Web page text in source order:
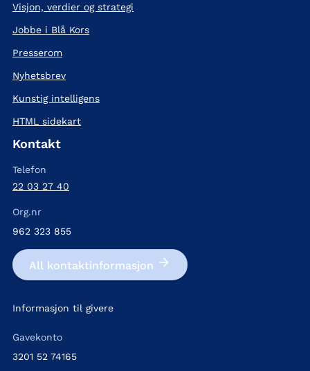
Visjon, verdier og strategi
Jobbe i Blå Kors
Presserom
Nyhetsbrev
Kunstig intelligens
HTML sidekart
Kontakt
Telefon
22 03 27 40
Org.nr
962 323 855
All kontakt­informasjon
Informasjon til givere
Gavekonto
3201 52 74165